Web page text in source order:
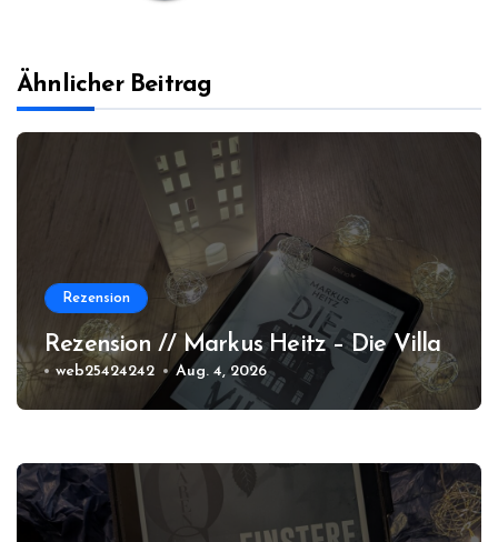
Ähnlicher Beitrag
Rezension
Rezension // Markus Heitz – Die Villa
web25424242 Aug. 4, 2026